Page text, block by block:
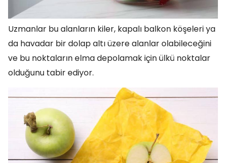
Uzmanlar bu alanların kiler, kapalı balkon köşeleri ya
da havadar bir dolap altı üzere alanlar olabileceğini
ve bu noktaların elma depolamak için ülkü noktalar
olduğunu tabir ediyor.